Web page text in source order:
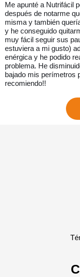
Me apunté a Nutrifácil
después de notarme
misma y también
y he conseguido
muy fácil seguir sus
estuviera a mi gusto)
enérgica y he podido
problema. He
bajado mis perímetros
recomiendo!!